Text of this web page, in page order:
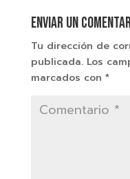
Enviar un
Tu dirección de
publicada. Los
marcados con *